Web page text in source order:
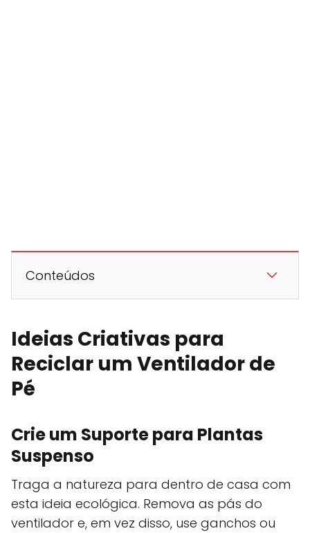
Conteúdos
Ideias Criativas para
Reciclar um Ventilador de
Pé
Crie um Suporte para Plantas
Suspenso
Traga a natureza para dentro de casa com
esta ideia ecológica. Remova as pás do
ventilador e, em vez disso, use ganchos ou